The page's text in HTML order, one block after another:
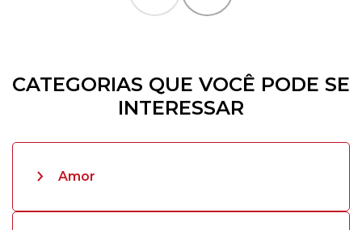
CATEGORIAS QUE VOCÊ PODE SE
INTERESSAR
Amor